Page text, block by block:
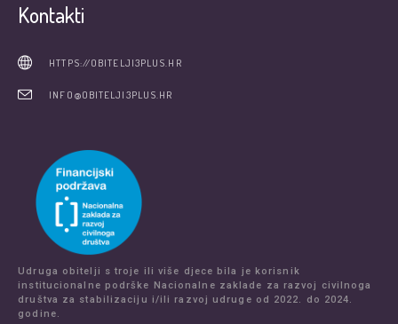
Kontakti
HTTPS://OBITELJI3PLUS.HR
INFO@OBITELJI3PLUS.HR
Udruga obitelji s troje ili više djece bila je korisnik
institucionalne podrške Nacionalne zaklade za razvoj civilnoga
društva za stabilizaciju i/ili razvoj udruge od 2022. do 2024.
godine.